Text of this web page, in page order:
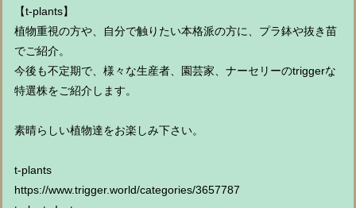
【t-plants】
植物重視の方や、自分で触りたい本格派の方に、プラ鉢や抜き苗
でご紹介。
今後も不定期で、様々な生産者、園芸家、ナーセリーのtriggerな
特選株をご紹介します。
素晴らしい植物達をお楽しみ下さい。
t-plants
https://www.trigger.world/categories/3657787